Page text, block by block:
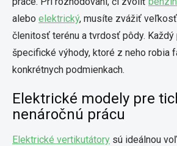
alebo elektrický, musíte zvážiť
členitosť terénu a tvrdosť pôdy. Každý
špecifické výhody, ktoré z neho robia
konkrétnych podmienkach.
Elektrické modely pre
nenáročnú prácu
Elektrické vertikutátory sú ideálnou